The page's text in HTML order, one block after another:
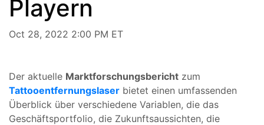
Playern
Oct 28, 2022 2:00 PM ET
Der aktuelle Marktforschungsbericht zum
Tattooentfernungslaser bietet einen umfassenden
Überblick über verschiedene Variablen, die das
Geschäftsportfolio, die Zukunftsaussichten, die